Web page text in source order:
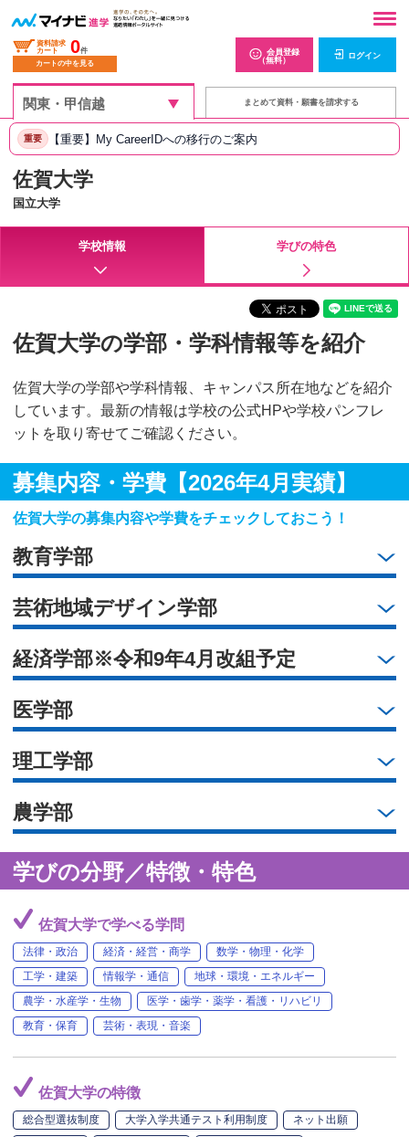
資料請求
カート
0件
カートの中を見る
会員登録
（無料）
ログイン
まとめて資料・願書を請求する
重要 【重要】My CareerIDへの移行のご案内
佐賀大学
国立大学
学校情報 学びの特色
佐賀大学の学部・学科情報等を紹介
佐賀大学の学部や学科情報、キャンパス所在地などを紹介
しています。最新の情報は学校の公式HPや学校パンフレ
ットを取り寄せてご確認ください。
募集内容・学費【2026年4月実績】
佐賀大学の募集内容や学費をチェックしておこう！
教育学部
芸術地域デザイン学部
経済学部※令和9年4月改組予定
医学部
理工学部
農学部
学びの分野／特徴・特色
佐賀大学で学べる学問
法律・政治 経済・経営・商学
数学・物理・化学
工学・建築
情報学・通信
地球・環境・エネルギー
農学・水産学・生物
医学・歯学・薬学・看護・リハビリ
教育・保育
芸術・表現・音楽
佐賀大学の特徴
総合型選抜制度 大学入学共通テスト利用制度
ネット出願